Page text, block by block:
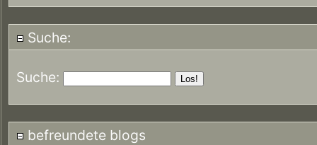
Suche:
Suche:
befreundete blogs